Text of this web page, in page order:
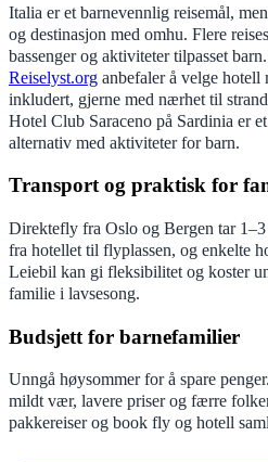
Italia er et barnevennlig reisemål,
og destinasjon med omhu. Flere
bassenger og aktiviteter tilpasset barn.
Reiselyst.org anbefaler å velge hotell
inkludert, gjerne med nærhet til
Hotel Club Saraceno på Sardinia er
alternativ med aktiviteter for barn.
Transport og praktisk for
Direktefly fra Oslo og Bergen tar
fra hotellet til flyplassen, og enkelte
Leiebil kan gi fleksibilitet og koster
familie i lavsesong.
Budsjett for barnefamilier
Unngå høysommer for å spare
mildt vær, lavere priser og færre
pakkereiser og book fly og hotell